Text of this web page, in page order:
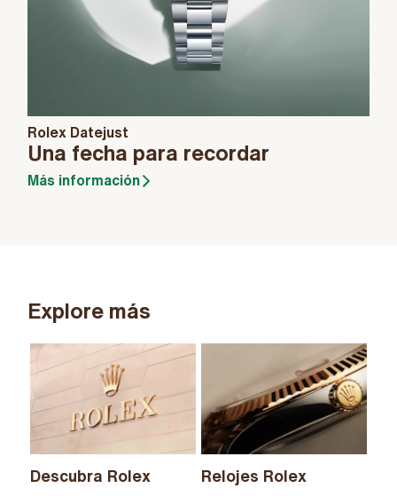
Rolex Datejust
Una fecha para recordar
Más información
Explore más
Descubra Rolex Relojes Rolex